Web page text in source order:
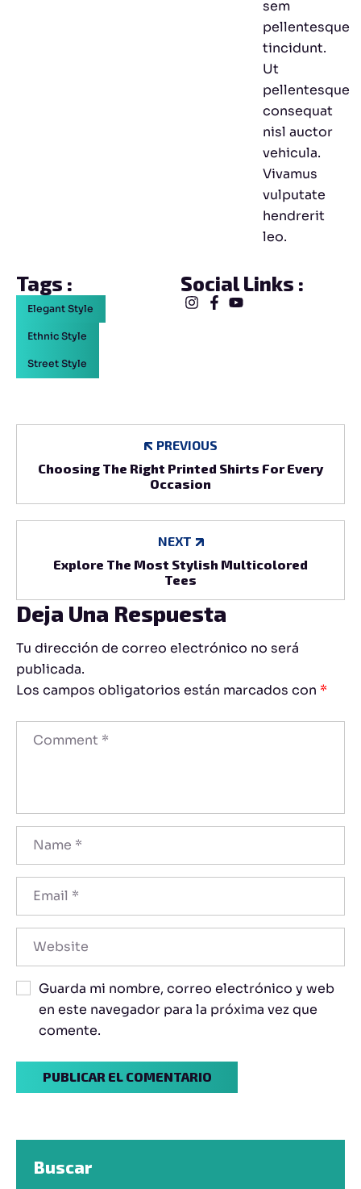
sem
pellentesque
tincidunt.
Ut
pellentesque
consequat
nisl auctor
vehicula.
Vivamus
vulputate
hendrerit
leo.
Tags :
Elegant Style
Ethnic Style
Street Style
Social Links :
PREVIOUS
Choosing The Right Printed Shirts For Every
Occasion
NEXT
Explore The Most Stylish Multicolored
Tees
Deja Una Respuesta
Tu dirección de correo electrónico no será
publicada.
Los campos obligatorios están marcados con *
Guarda mi nombre, correo electrónico y web
en este navegador para la próxima vez que
comente.
Buscar